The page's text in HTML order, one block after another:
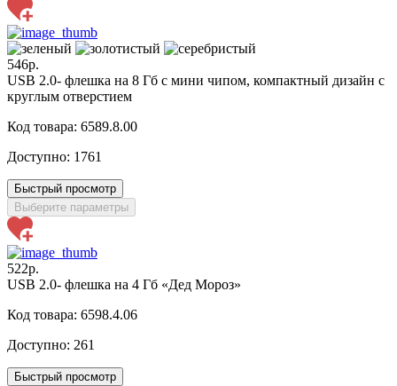
546р.
USB 2.0- флешка на 8 Гб с мини чипом, компактный дизайн с
круглым отверстием
Код товара: 6589.8.00
Доступно: 1761
Быстрый просмотр
Выберите параметры
522р.
USB 2.0- флешка на 4 Гб «Дед Мороз»
Код товара: 6598.4.06
Доступно: 261
Быстрый просмотр